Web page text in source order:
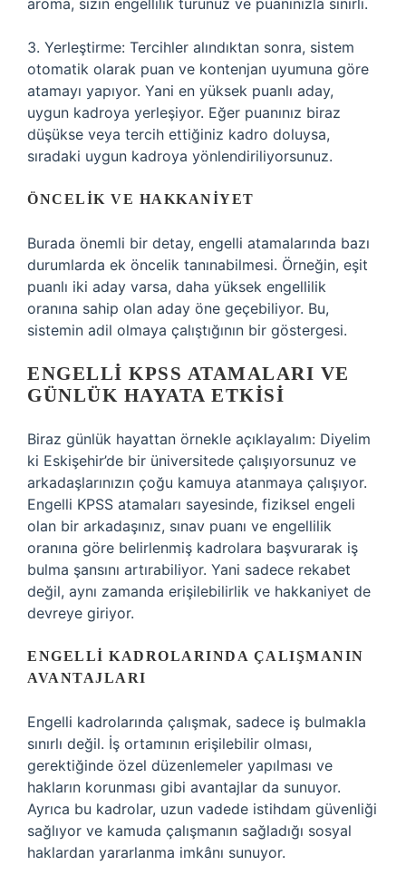
aroma, sizin engellilik türünüz ve puanınızla sınırlı.
3. Yerleştirme: Tercihler alındıktan sonra, sistem
otomatik olarak puan ve kontenjan uyumuna göre
atamayı yapıyor. Yani en yüksek puanlı aday,
uygun kadroya yerleşiyor. Eğer puanınız biraz
düşükse veya tercih ettiğiniz kadro doluysa,
sıradaki uygun kadroya yönlendiriliyorsunuz.
ÖNCELIK VE HAKKANIYET
Burada önemli bir detay, engelli atamalarında bazı
durumlarda ek öncelik tanınabilmesi. Örneğin, eşit
puanlı iki aday varsa, daha yüksek engellilik
oranına sahip olan aday öne geçebiliyor. Bu,
sistemin adil olmaya çalıştığının bir göstergesi.
ENGELLI KPSS ATAMALARI VE
GÜNLÜK HAYATA ETKISI
Biraz günlük hayattan örnekle açıklayalım: Diyelim
ki Eskişehir’de bir üniversitede çalışıyorsunuz ve
arkadaşlarınızın çoğu kamuya atanmaya çalışıyor.
Engelli KPSS atamaları sayesinde, fiziksel engeli
olan bir arkadaşınız, sınav puanı ve engellilik
oranına göre belirlenmiş kadrolara başvurarak iş
bulma şansını artırabiliyor. Yani sadece rekabet
değil, aynı zamanda erişilebilirlik ve hakkaniyet de
devreye giriyor.
ENGELLI KADROLARINDA ÇALIŞMANIN
AVANTAJLARI
Engelli kadrolarında çalışmak, sadece iş bulmakla
sınırlı değil. İş ortamının erişilebilir olması,
gerektiğinde özel düzenlemeler yapılması ve
hakların korunması gibi avantajlar da sunuyor.
Ayrıca bu kadrolar, uzun vadede istihdam güvenliği
sağlıyor ve kamuda çalışmanın sağladığı sosyal
haklardan yararlanma imkânı sunuyor.